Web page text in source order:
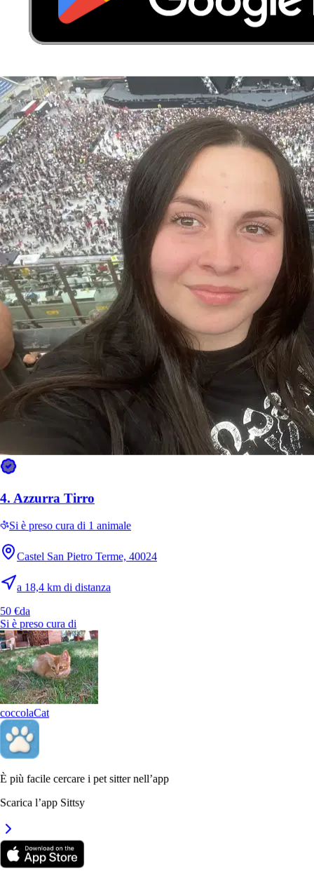
SimoneGolden Retriever
Emma Cavalier King Charles Spaniel
6.Sara Abbate
Nuovo
a 17,2 km di distanza
20 €da
4. Azzurra Tirro
Si è preso cura di 1 animale
Castel San Pietro Terme, 40024
a 18,4 km di distanza
50 €da
Si è preso cura di
coccolaCat
È più facile cercare i pet sitter nell’app
Scarica l’app Sittsy